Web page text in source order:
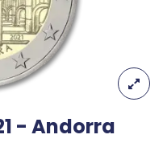
- Andorra